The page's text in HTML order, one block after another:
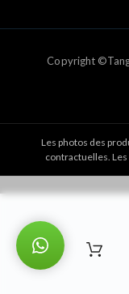
Copyright
Les photos des
contractuelles.